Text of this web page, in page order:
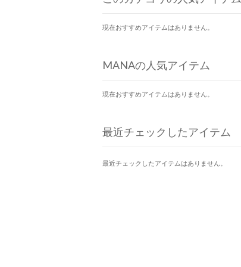
現在おすすめアイテムはありません。
MANAの人気アイテム
現在おすすめアイテムはありません。
最近チェックしたアイテム
最近チェックしたアイテムはありません。